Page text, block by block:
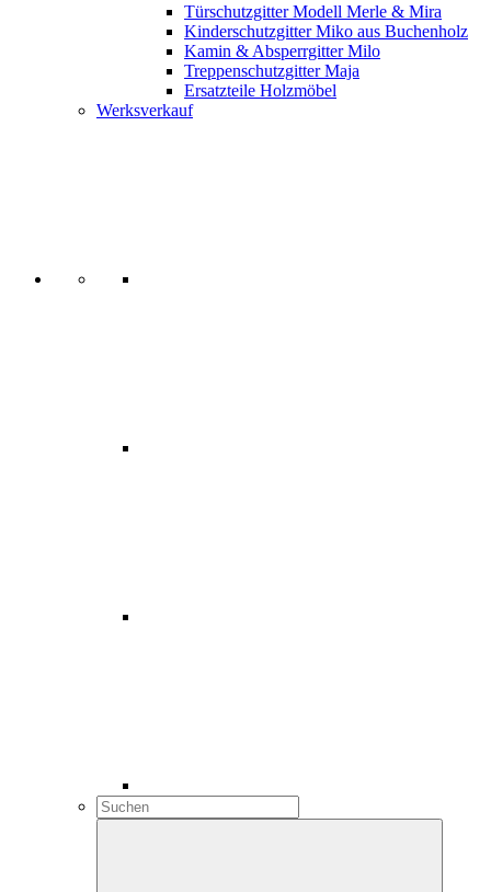
Türschutzgitter Modell Merle & Mira
Kinderschutzgitter Miko aus Buchenholz
Kamin & Absperrgitter Milo
Treppenschutzgitter Maja
Ersatzteile Holzmöbel
Werksverkauf